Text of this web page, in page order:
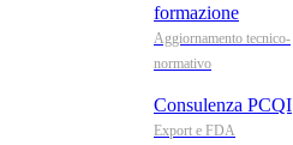
formazione
Aggiornamento tecnico-
normativo
Consulenza PCQI
Export e FDA